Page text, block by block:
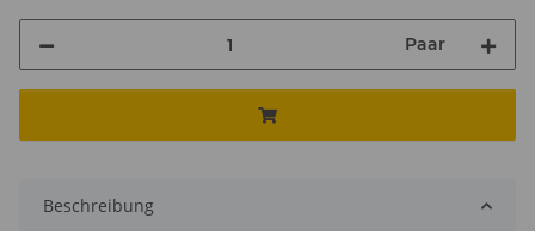
Paar
Beschreibung